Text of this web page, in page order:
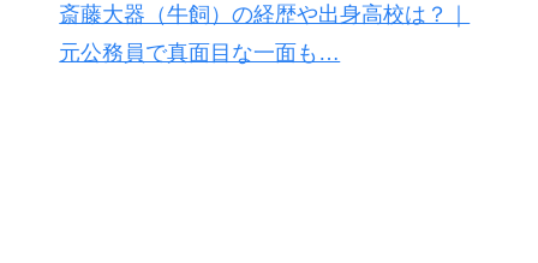
斎藤大器（牛飼）の経歴や出身高校は？｜
元公務員で真面目な一面も…